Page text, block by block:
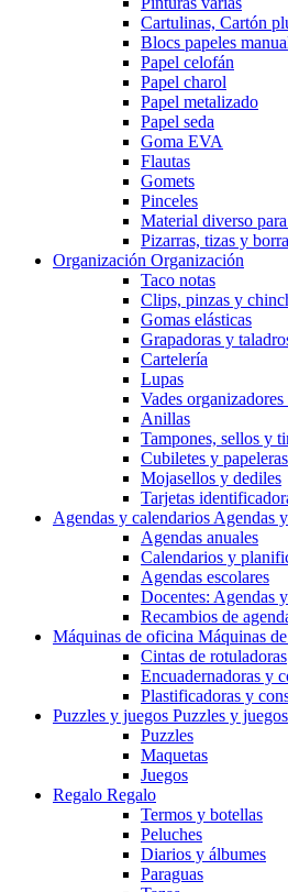
Cartulinas, Cartón
Blocs papeles
Papel celofán
Papel charol
Papel metalizado
Papel seda
Goma EVA
Flautas
Gomets
Pinceles
Material diverso
Pizarras, tizas y
Organización Organización
Taco notas
Clips, pinzas y
Gomas elásticas
Grapadoras y
Cartelería
Lupas
Vades
Anillas
Tampones, sellos y
Cubiletes y papeleras
Mojasellos y dediles
Tarjetas
Agendas y calendarios Agendas
Agendas anuales
Calendarios y
Agendas escolares
Docentes: Agendas
Recambios de
Máquinas de oficina Máquinas
Cintas de rotuladoras
Encuadernadoras y
Plastificadoras y
Puzzles y juegos Puzzles y juegos
Puzzles
Maquetas
Juegos
Regalo Regalo
Termos y botellas
Peluches
Diarios y álbumes
Paraguas